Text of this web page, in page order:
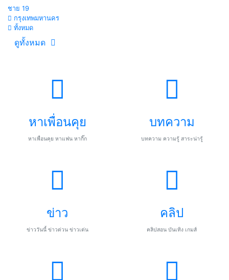
ชาย 19
กรุงเทพมหานคร
ทั้งหมด
ดูทั้งหมด
หาเพื่อนคุย
หาเพื่อนคุย หาแฟน หากิ๊ก
บทความ
บทความ ความรู้ สาระน่ารู้
ข่าว
ข่าววันนี้ ข่าวด่วน ข่าวเด่น
คลิป
คลิปสอน บันเทิง เกมส์